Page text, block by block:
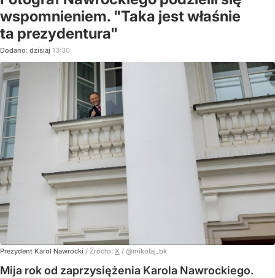
wspomnieniem. "Taka jest właśnie
ta prezydentura"
Dodano: dzisiaj 13:30
Prezydent Karol Nawrocki / Źródło: X / @mikolaj_bk
Mija rok od zaprzysiężenia Karola Nawrockiego.